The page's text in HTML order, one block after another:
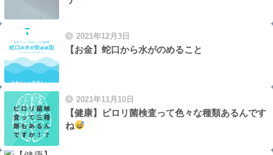
2021年12月3日
【お金】蛇口から水がのめること
2021年11月10日
【健康】ピロリ菌検査って色々な種類あるんです
ね